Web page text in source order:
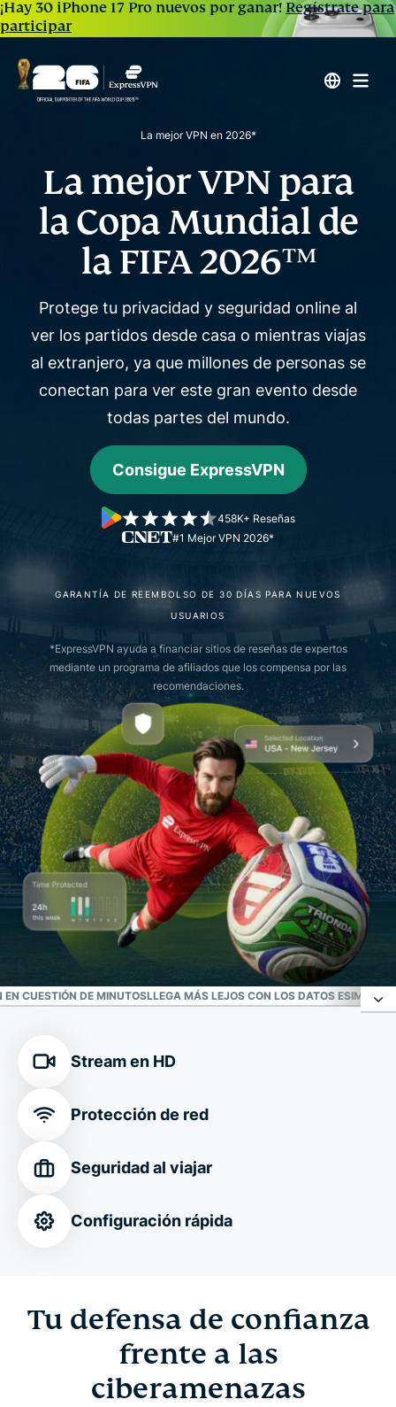
¡Hay 30 iPhone 17 Pro nuevos por ganar!Regístrate para
participar
La mejor VPN en 2026*
La mejor VPN para
laCopa Mundial de
la FIFA 2026™
Protege tu privacidad y seguridad online al
ver los partidos desde casa o mientras viajas
al extranjero, ya que millones de personas se
conectan para ver este gran evento desde
todas partes del mundo.
Consigue ExpressVPN
#1 Mejor VPN 2026*
458K+ Reseñas
GARANTÍA DE REEMBOLSO DE 30 DÍAS PARA NUEVOS
USUARIOS
*ExpressVPN ayuda a financiar sitios de reseñas de expertos
mediante un programa de afiliados que los compensa por las
recomendaciones.
CUESTIÓN DE MINUTOSLLEGA MÁS LEJOS CON LOS DATOS ESIM
ciberamenazas
Conexión segura en cualquier ubicación de la
Copa Mundial de la FIFA 2026™
Personaliza tu conexión
Llega más lejos con los datos eSIM gratis,
Opiniones de nuestros aficionados de todo el
Stream en HD
Protección de red
Seguridad al viajar
Configuración rápida
Tu defensa de confianza
frente a las
ciberamenazas